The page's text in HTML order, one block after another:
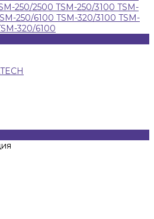
250/2500 TSM-250/3100 TSM-
250/6100 TSM-320/3100 TSM-
320/6100